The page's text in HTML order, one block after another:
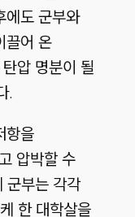
에도 군부와
끌어 온
압 명분이 될
.
항을
압박할 수
부는 각각
한 대학살을